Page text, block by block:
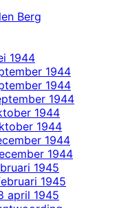
Berg
1944
1944
1944
1944
1944
1944
1944
1945
1945
1945